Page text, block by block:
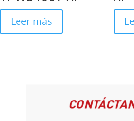
Leer más